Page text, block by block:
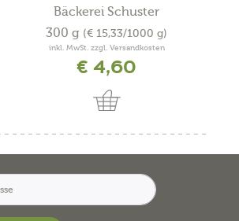
Bäckerei Schuster
300 g (€ 15,33/1000 g)
inkl. MwSt. zzgl. Versandkosten
€ 4,60